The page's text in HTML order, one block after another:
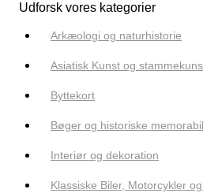
Udforsk vores kategorier
Arkæologi og naturhistorie
Asiatisk Kunst og
Byttekort
Bøger og historiske
Interiør og dekoration
Klassiske Biler, Motorcykler